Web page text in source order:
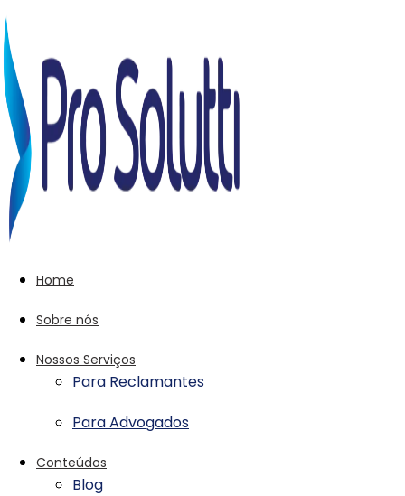
Home
Sobre nós
Nossos Serviços
Para Reclamantes
Para Advogados
Conteúdos
Blog